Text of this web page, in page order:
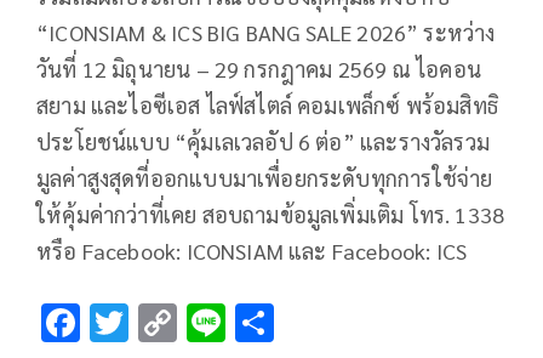
“ICONSIAM & ICS BIG BANG SALE 2026” ระหว่าง
วันที่ 12 มิถุนายน – 29 กรกฎาคม 2569 ณ ไอคอน
สยาม และไอซีเอส ไลฟ์สไตล์ คอมเพล็กซ์ พร้อมสิทธิ
ประโยชน์แบบ “คุ้มเลเวลอัป 6 ต่อ” และรางวัลรวม
มูลค่าสูงสุดที่ออกแบบมาเพื่อยกระดับทุกการใช้จ่าย
ให้คุ้มค่ากว่าที่เคย สอบถามข้อมูลเพิ่มเติม โทร. 1338
หรือ Facebook: ICONSIAM และ Facebook: ICS
F T C Li